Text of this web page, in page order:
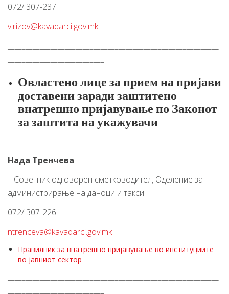
072/ 307-237
v.rizov@kavadarci.gov.mk
Овластено лице за прием на пријави
доставени заради заштитено
внатрешно пријавување по Законот
за заштита на укажувачи
Нада Тренчева
– Советник одговорен сметководител, Оделение за
администрирање на даноци и такси
072/ 307-226
ntrenceva@kavadarci.gov.mk
Правилник за внатрешно пријавување во институциите
во јавниот сектор